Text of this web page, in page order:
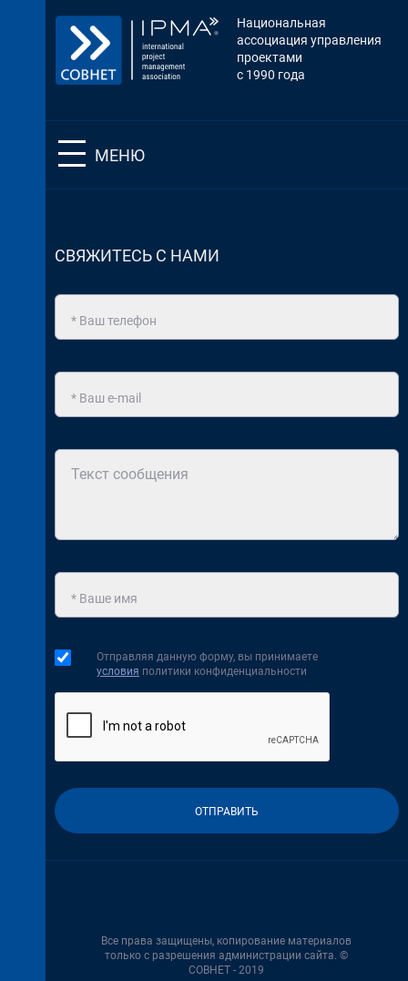
Национальная
ассоциация управления
проектами
с 1990 года
МЕНЮ
СВЯЖИТЕСЬ С НАМИ
Отправляя данную форму, вы принимаете
условия политики конфиденциальности
Все права защищены, копирование материалов
только с разрешения администрации сайта. ©
СОВНЕТ - 2019